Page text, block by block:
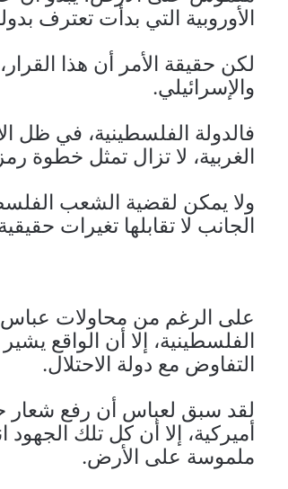
الأوروبية التي بدأت تعترف
لكن حقيقة الأمر أن هذا
والإسرائيلي.
فالدولة الفلسطينية، في ظل
الغربية، لا تزال تمثل خطوة
ولا يمكن لقضية الشعب
الجانب لا تقابلها تغيرات
على الرغم من محاولات عباس
الفلسطينية، إلا أن الواقع
التفاوض مع دولة الاحتلال.
لقد سبق لعباس أن رفع شعار
أميركية، إلا أن كل تلك
ملموسة على الأرض.